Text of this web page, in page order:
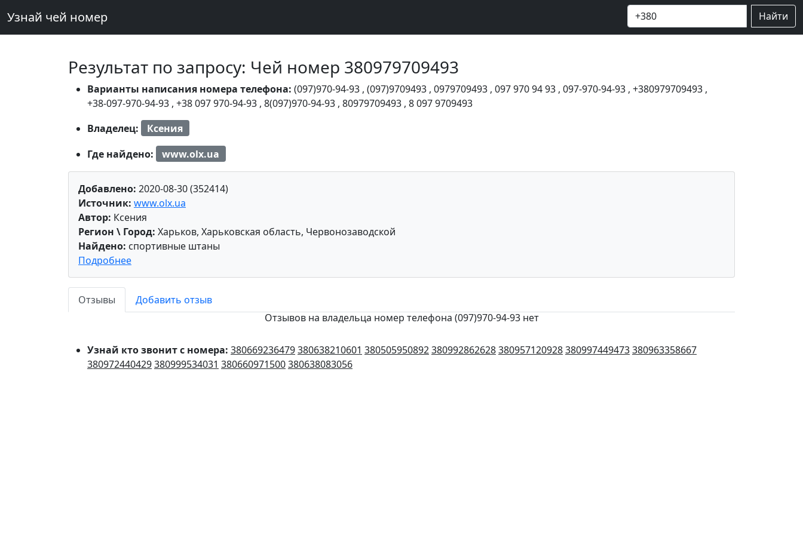
Узнай чей номер Найти
Результат по запросу: Чей номер 380979709493
Варианты написания номера телефона: (097)970-94-93 , (097)9709493 , 0979709493 , 097 970 94 93 , 097-970-94-93 , +380979709493 ,
+38-097-970-94-93 , +38 097 970-94-93 , 8(097)970-94-93 , 80979709493 , 8 097 9709493
Владелец:
Ксения
Где найдено:
www.olx.ua
Добавлено: 2020-08-30 (352414)
Источник: www.olx.ua
Автор: Ксения
Регион \ Город: Харьков, Харьковская область, Червонозаводской
Найдено: спортивные штаны
Подробнее
Отзывы
Добавить отзыв
Отзывов на владельца номер телефона (097)970-94-93 нет
Узнай кто звонит с номера: 380669236479380638210601 380505950892380992862628380957120928380997449473380963358667
380972440429380999534031 380660971500380638083056